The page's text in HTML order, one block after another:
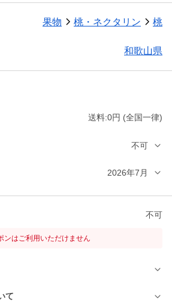
果物 桃・ネクタリン 桃
和歌山県
送料:0円 (全国一律)
不可
2026年7月
不可
ンはご利用いただけません
て